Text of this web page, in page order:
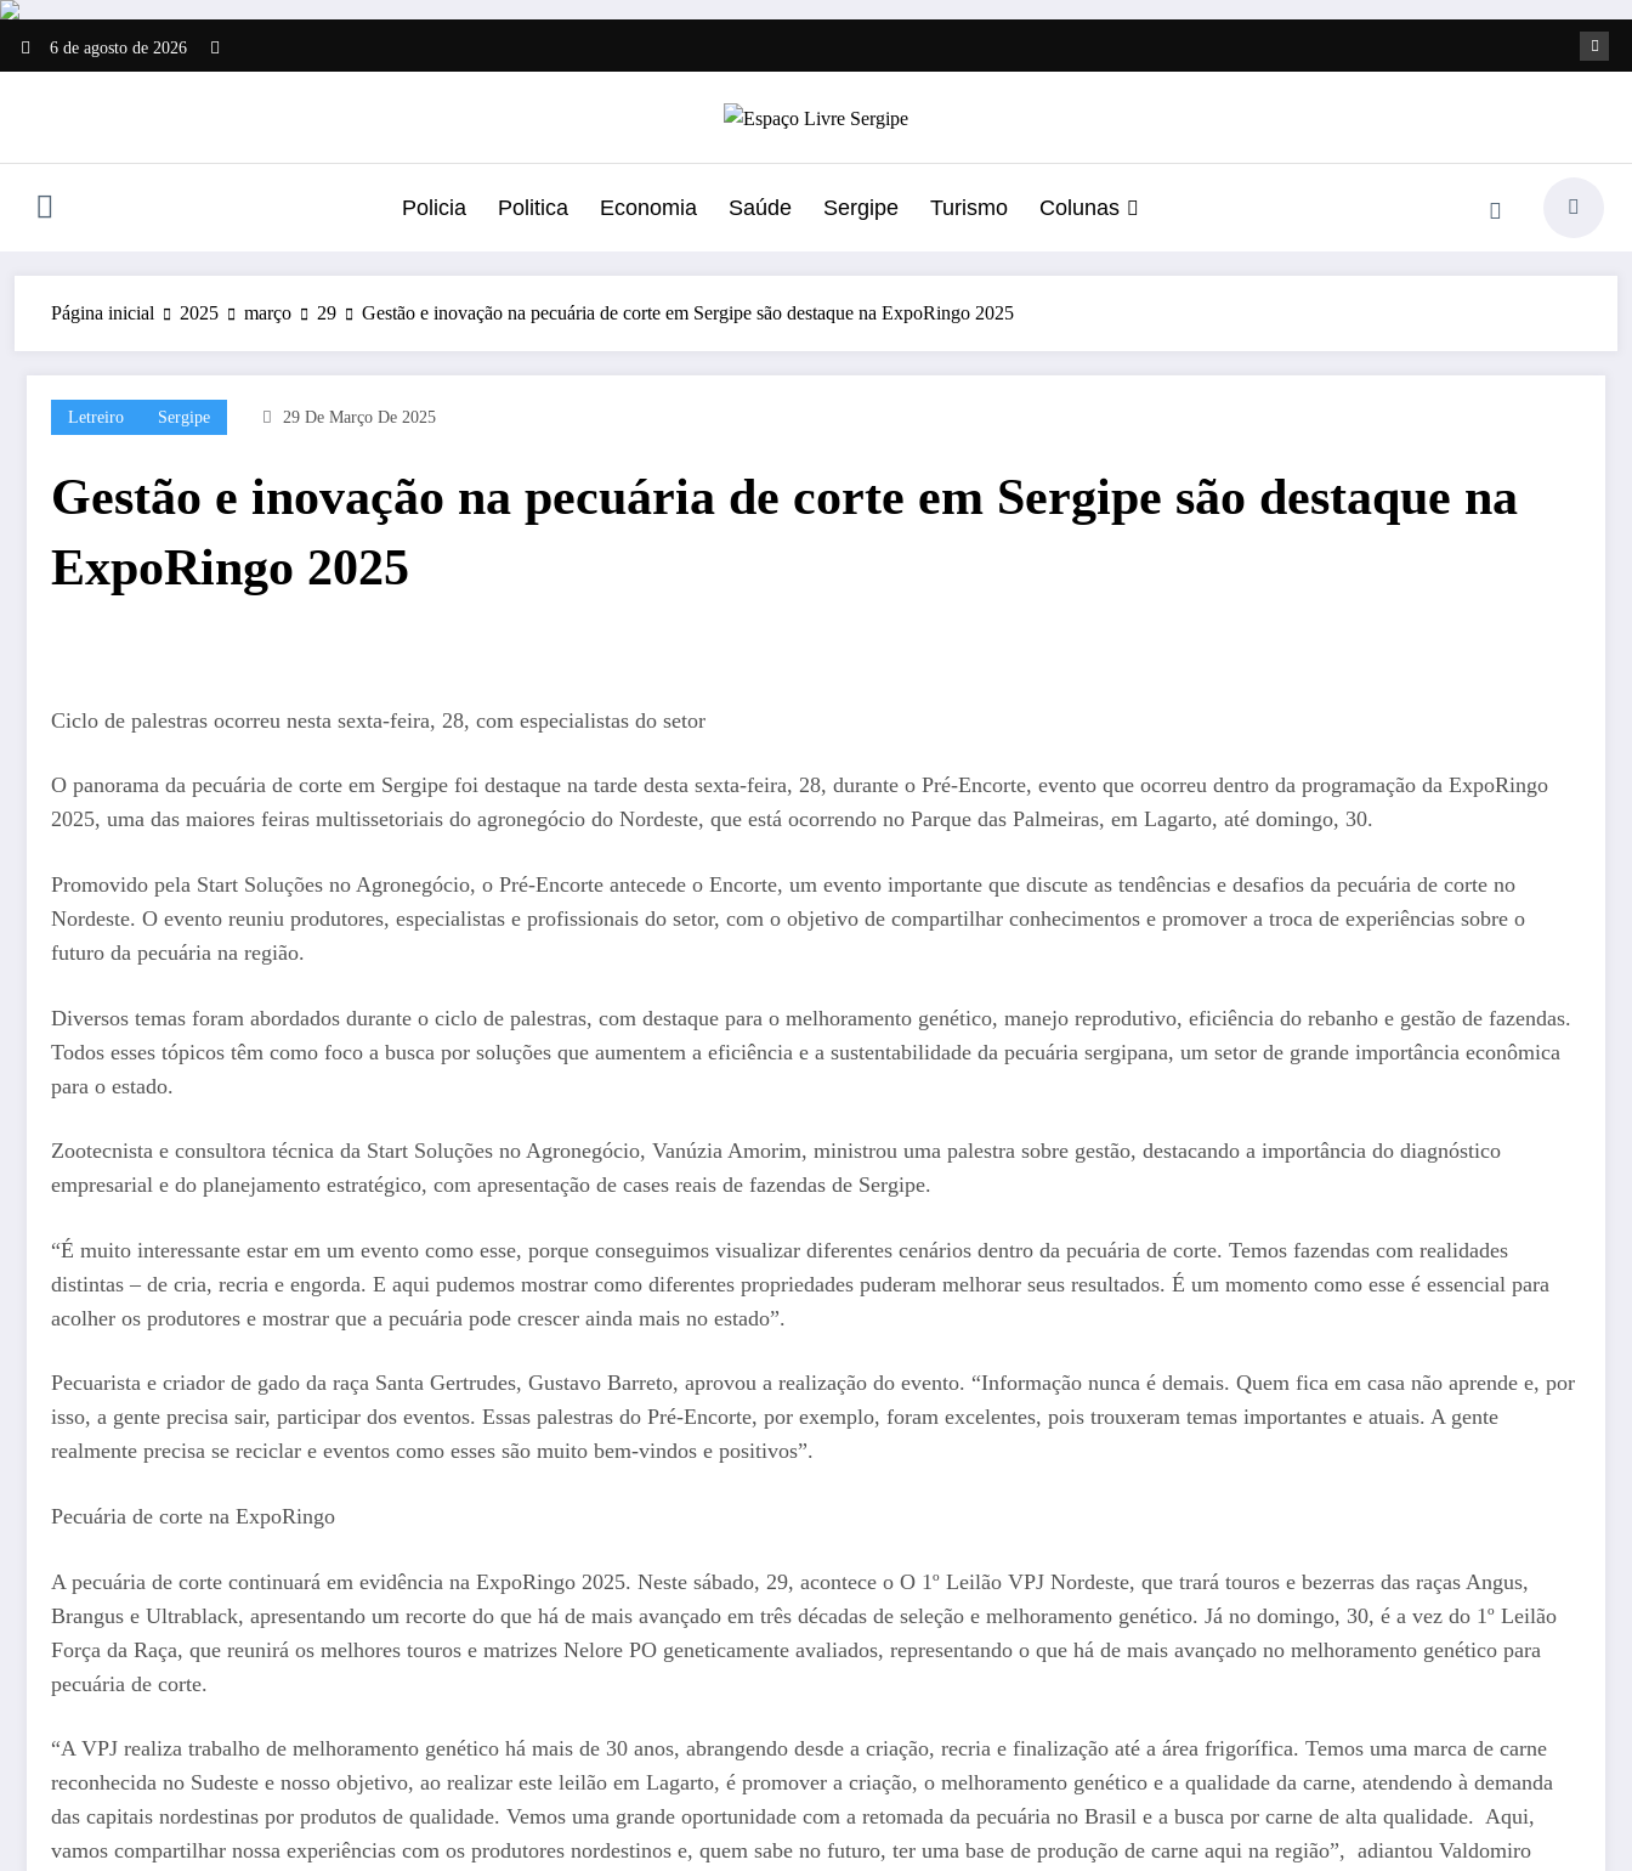
Pular
para
o
6 de agosto de 2026
Policia Politica Economia Saúde Sergipe Turismo Colunas
Página inicial 2025 março 29 Gestão e inovação na pecuária de corte em Sergipe são destaque na ExpoRingo 2025
Letreiro Sergipe 29 De Março De 2025
Gestão e inovação na pecuária de corte em Sergipe são destaque na
ExpoRingo 2025
Ciclo de palestras ocorreu nesta sexta-feira, 28, com especialistas do setor
O panorama da pecuária de corte em Sergipe foi destaque na tarde desta sexta-feira, 28, durante o Pré-Encorte, evento que ocorreu dentro da programação da ExpoRingo
2025, uma das maiores feiras multissetoriais do agronegócio do Nordeste, que está ocorrendo no Parque das Palmeiras, em Lagarto, até domingo, 30.
Promovido pela Start Soluções no Agronegócio, o Pré-Encorte antecede o Encorte, um evento importante que discute as tendências e desafios da pecuária de corte no
Nordeste. O evento reuniu produtores, especialistas e profissionais do setor, com o objetivo de compartilhar conhecimentos e promover a troca de experiências sobre o
futuro da pecuária na região.
Diversos temas foram abordados durante o ciclo de palestras, com destaque para o melhoramento genético, manejo reprodutivo, eficiência do rebanho e gestão de fazendas.
Todos esses tópicos têm como foco a busca por soluções que aumentem a eficiência e a sustentabilidade da pecuária sergipana, um setor de grande importância econômica
para o estado.
Zootecnista e consultora técnica da Start Soluções no Agronegócio, Vanúzia Amorim, ministrou uma palestra sobre gestão, destacando a importância do diagnóstico
empresarial e do planejamento estratégico, com apresentação de cases reais de fazendas de Sergipe.
“É muito interessante estar em um evento como esse, porque conseguimos visualizar diferentes cenários dentro da pecuária de corte. Temos fazendas com realidades
distintas – de cria, recria e engorda. E aqui pudemos mostrar como diferentes propriedades puderam melhorar seus resultados. É um momento como esse é essencial para
acolher os produtores e mostrar que a pecuária pode crescer ainda mais no estado”.
Pecuarista e criador de gado da raça Santa Gertrudes, Gustavo Barreto, aprovou a realização do evento. “Informação nunca é demais. Quem fica em casa não aprende e, por
isso, a gente precisa sair, participar dos eventos. Essas palestras do Pré-Encorte, por exemplo, foram excelentes, pois trouxeram temas importantes e atuais. A gente
realmente precisa se reciclar e eventos como esses são muito bem-vindos e positivos”.
Pecuária de corte na ExpoRingo
A pecuária de corte continuará em evidência na ExpoRingo 2025. Neste sábado, 29, acontece o O 1º Leilão VPJ Nordeste, que trará touros e bezerras das raças Angus,
Brangus e Ultrablack, apresentando um recorte do que há de mais avançado em três décadas de seleção e melhoramento genético. Já no domingo, 30, é a vez do 1º Leilão
Força da Raça, que reunirá os melhores touros e matrizes Nelore PO geneticamente avaliados, representando o que há de mais avançado no melhoramento genético para
pecuária de corte.
“A VPJ realiza trabalho de melhoramento genético há mais de 30 anos, abrangendo desde a criação, recria e finalização até a área frigorífica. Temos uma marca de carne
reconhecida no Sudeste e nosso objetivo, ao realizar este leilão em Lagarto, é promover a criação, o melhoramento genético e a qualidade da carne, atendendo à demanda
das capitais nordestinas por produtos de qualidade. Vemos uma grande oportunidade com a retomada da pecuária no Brasil e a busca por carne de alta qualidade. Aqui,
vamos compartilhar nossa experiências com os produtores nordestinos e, quem sabe no futuro, ter uma base de produção de carne aqui na região”, adiantou Valdomiro